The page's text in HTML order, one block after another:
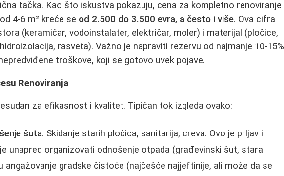
tačka. Kao što iskustva pokazuju, cena za kompletno renoviranje
4-6 m² kreće se od 2.500 do 3.500 evra, a često i više. Ova cifra
(keramičar, vodoinstalater, električar, moler) i materijal (pločice,
rasveta). Važno je napraviti rezervu od najmanje 10-15%
troškove, koji se gotovo uvek pojave.
Renoviranja
za efikasnost i kvalitet. Tipičan tok izgleda ovako:
šuta: Skidanje starih pločica, sanitarija, creva. Ovo je prljav i
unapred organizovati odnošenje otpada (građevinski šut, stara
angažovanje gradske čistoće (najčešće najjeftinije, ali može da se